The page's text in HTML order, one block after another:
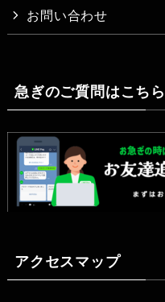
お問い合わせ
急ぎのご質問はこち
アクセスマップ